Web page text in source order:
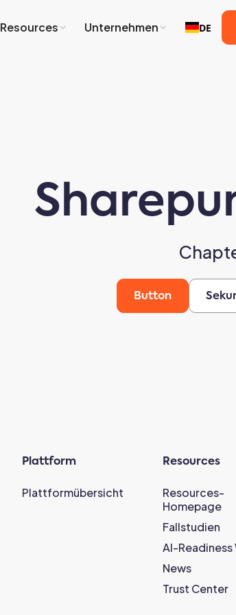
Resources Unternehmen DE
Button
Plattform
Plattformübersicht
Resources
Resources-
Homepage
Fallstudien
AI-Readiness
News
Trust Center